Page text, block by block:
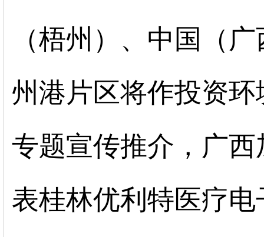
（梧州） 、 中国（
州港片区将作投资
专题宣传推介，广
表桂林优利特医疗